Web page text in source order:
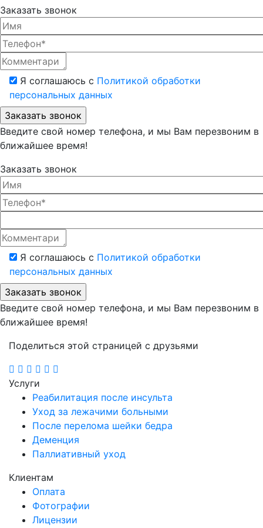
Заказать звонок
Я соглашаюсь с Политикой обработки
персональных данных
Введите свой номер телефона, и мы Вам перезвоним в
ближайшее время!
Заказать звонок
Я соглашаюсь с Политикой обработки
персональных данных
Введите свой номер телефона, и мы Вам перезвоним в
ближайшее время!
Поделиться этой страницей с друзьями
Услуги
Реабилитация после инсульта
Уход за лежачими больными
После перелома шейки бедра
Деменция
Паллиативный уход
Клиентам
Оплата
Фотографии
Лицензии